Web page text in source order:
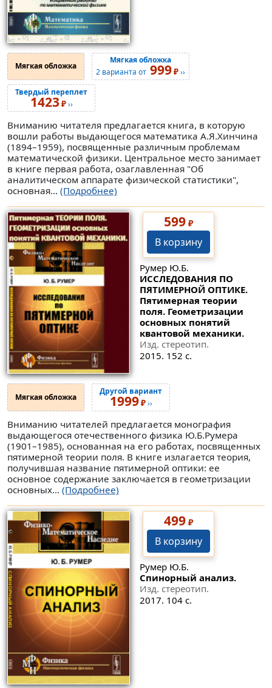
Мягкая обложка
Мягкая обложка
2 варианта от 999₽››
Твердый переплет
1423₽››
Вниманию читателя предлагается книга, в которую
вошли работы выдающегося математика А.Я.Хинчина
(1894–1959), посвященные различным проблемам
математической физики. Центральное место занимает
в книге первая работа, озаглавленная "Об
аналитическом аппарате физической статистики",
основная... (Подробнее)
599₽
В корзину
Румер Ю.Б.
ИССЛЕДОВАНИЯ ПО
ПЯТИМЕРНОЙ ОПТИКЕ.
Пятимерная теории
поля. Геометризации
основных понятий
квантовой механики.
Изд. стереотип.
2015. 152 с.
Мягкая обложка
Другой вариант
1999₽››
Вниманию читателей предлагается монография
выдающегося отечественного физика Ю.Б.Румера
(1901–1985), основанная на его работах, посвященных
пятимерной теории поля. В книге излагается теория,
получившая название пятимерной оптики: ее
основное содержание заключается в геометризации
основных... (Подробнее)
499₽
В корзину
Румер Ю.Б.
Спинорный анализ.
Изд. стереотип.
2017. 104 с.